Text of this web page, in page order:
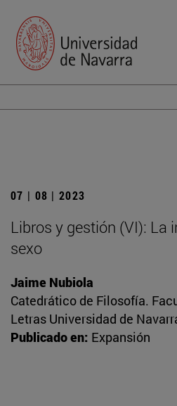
07 | 08 | 2023
Libros y gestión (VI): La
sexo
Jaime Nubiola
Catedrático de Filosofía.
Letras Universidad de
Publicado en: Expansión